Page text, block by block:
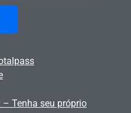
Tenha seu próprio